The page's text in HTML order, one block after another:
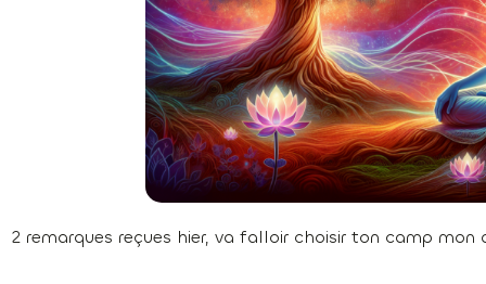
2 remarques reçues hier, va falloir choisir ton camp mon